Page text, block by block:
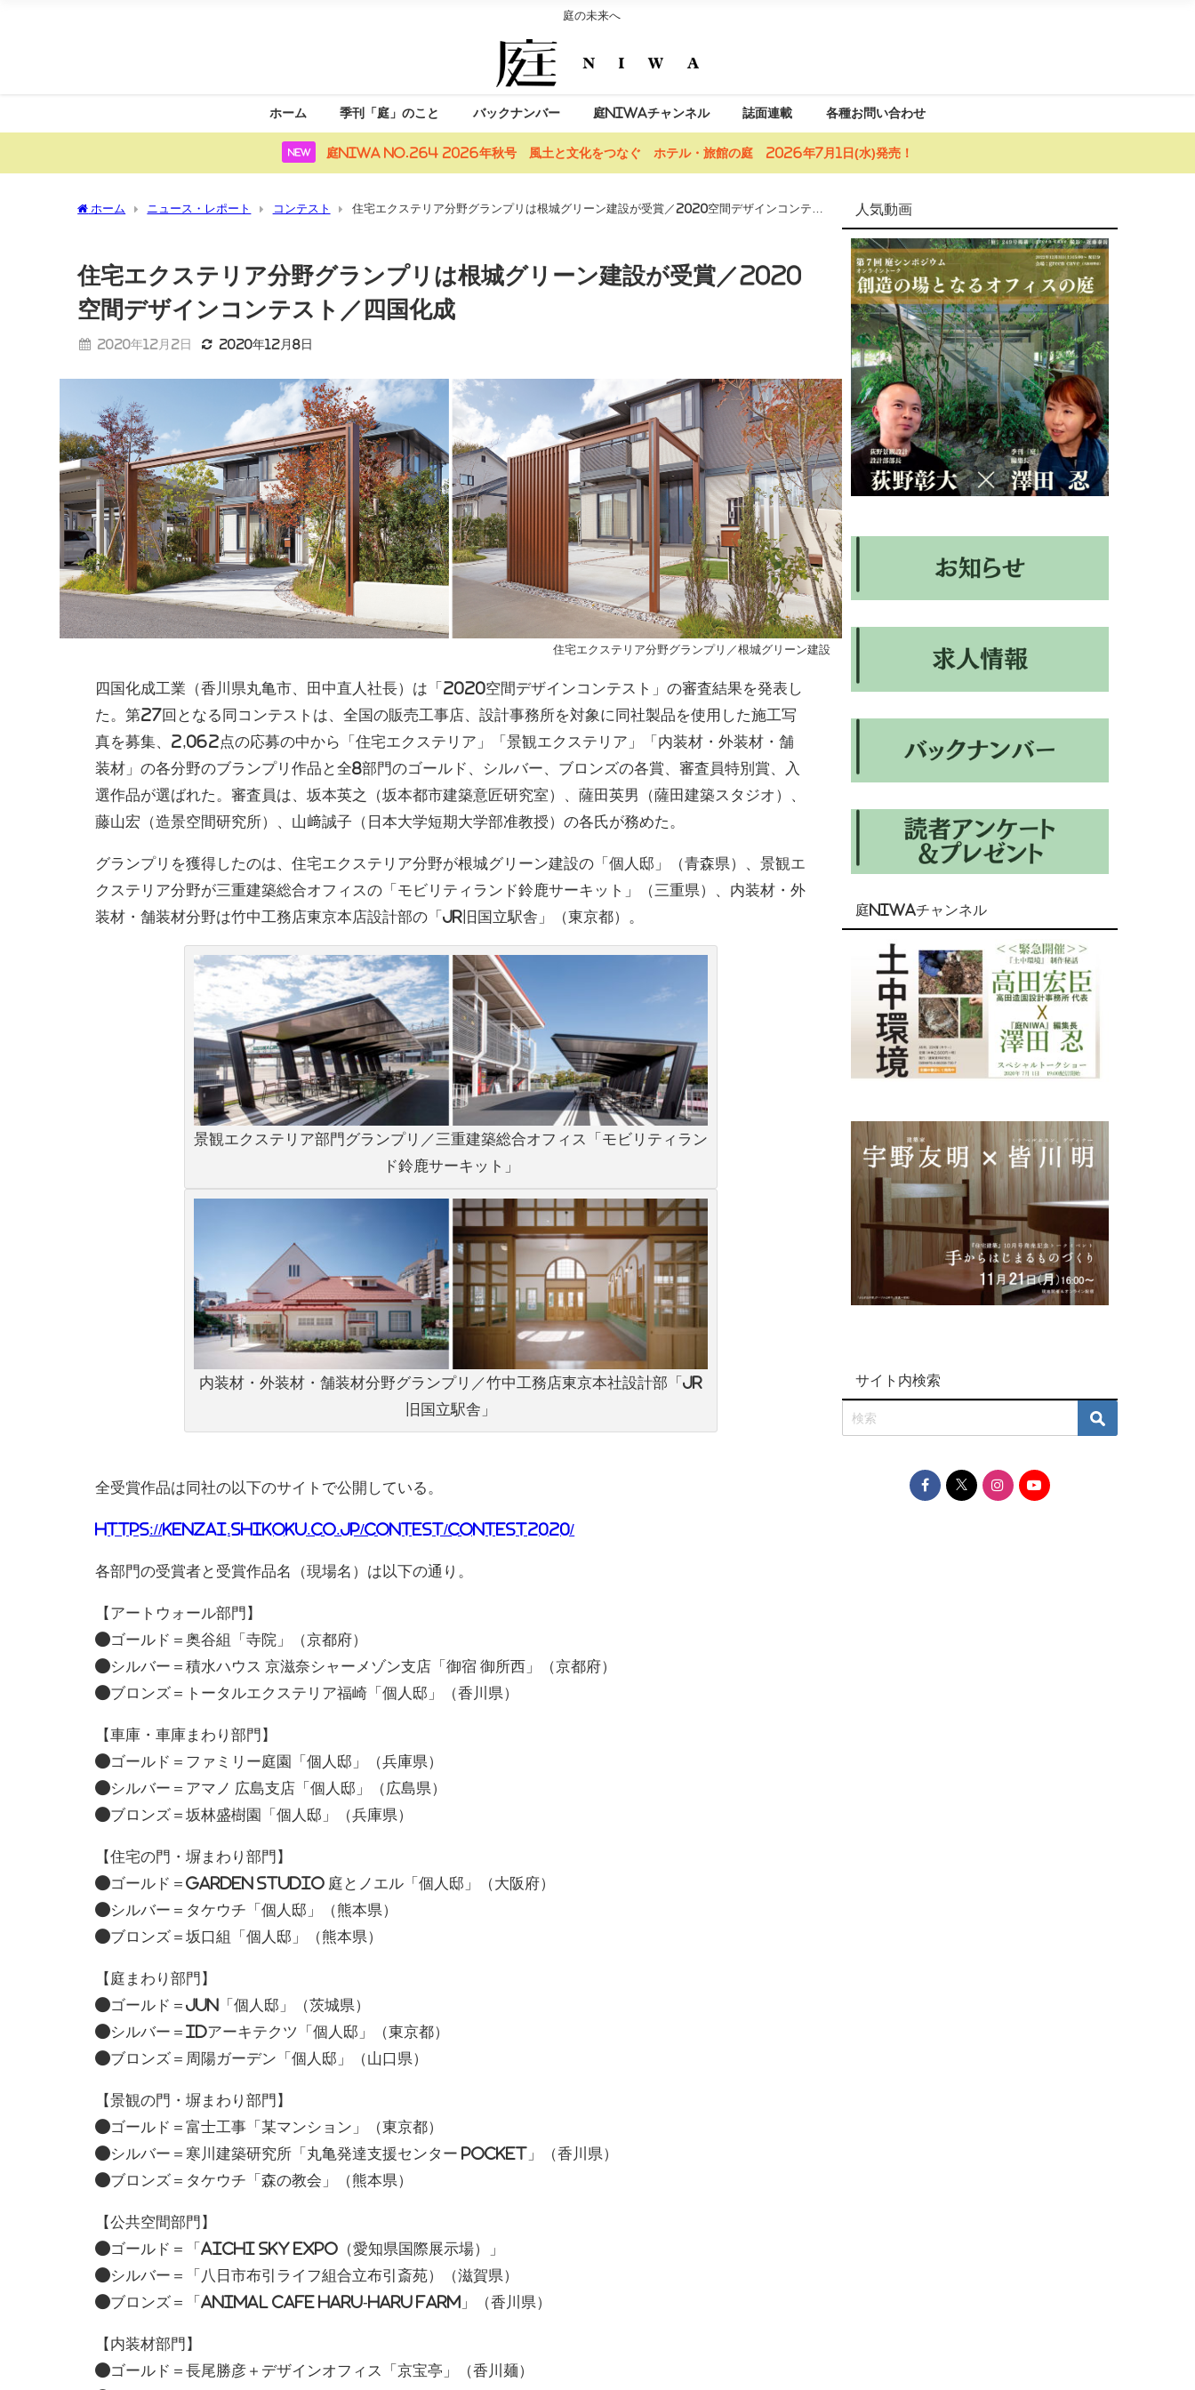
庭の未来へ
ホーム 季刊「庭」のこと バックナンバー 庭NIWAチャンネル 誌面連載 各種お問い合わせ
NEW 庭NIWA No.264 2026年秋号 風土と文化をつなぐ ホテル・旅館の庭 2026年7月1日(水)発売！
ホーム ニュース・レポート コンテスト
住宅エクステリア分野グランプリは根城グリーン建設が受賞／2020空間デザインコンテス
住宅エクステリア分野グランプリは根城グリーン建設が受賞／2020
空間デザインコンテスト／四国化成
2020年12月2日 2020年12月8日
住宅エクステリア分野グランプリ／根城グリーン建設
四国化成工業（香川県丸亀市、田中直人社長）は「2020空間デザインコンテスト」の審査結果を発表し
た。第27回となる同コンテストは、全国の販売工事店、設計事務所を対象に同社製品を使用した施工写
真を募集、2,062点の応募の中から「住宅エクステリア」「景観エクステリア」「内装材・外装材・舗
装材」の各分野のブランプリ作品と全8部門のゴールド、シルバー、ブロンズの各賞、審査員特別賞、入
選作品が選ばれた。審査員は、坂本英之（坂本都市建築意匠研究室）、薩田英男（薩田建築スタジオ）、
藤山宏（造景空間研究所）、山﨑誠子（日本大学短期大学部准教授）の各氏が務めた。
グランプリを獲得したのは、住宅エクステリア分野が根城グリーン建設の「個人邸」（青森県）、景観エ
クステリア分野が三重建築総合オフィスの「モビリティランド鈴鹿サーキット」（三重県）、内装材・外
装材・舗装材分野は竹中工務店東京本店設計部の「JR旧国立駅舎」（東京都）。
景観エクステリア部門グランプリ／三重建築総合オフィス「モビリティラン
ド鈴鹿サーキット」
内装材・外装材・舗装材分野グランプリ／竹中工務店東京本社設計部「JR
旧国立駅舎」
全受賞作品は同社の以下のサイトで公開している。
https://kenzai.shikoku.co.jp/contest/contest2020/
各部門の受賞者と受賞作品名（現場名）は以下の通り。
【アートウォール部門】
●ゴールド＝奥谷組「寺院」（京都府）
●シルバー＝積水ハウス 京滋奈シャーメゾン支店「御宿 御所西」（京都府）
●ブロンズ＝トータルエクステリア福崎「個人邸」（香川県）
【車庫・車庫まわり部門】
●ゴールド＝ファミリー庭園「個人邸」（兵庫県）
●シルバー＝アマノ 広島支店「個人邸」（広島県）
●ブロンズ＝坂林盛樹園「個人邸」（兵庫県）
【住宅の門・塀まわり部門】
●ゴールド＝Garden Studio 庭とノエル「個人邸」（大阪府）
●シルバー＝タケウチ「個人邸」（熊本県）
●ブロンズ＝坂口組「個人邸」（熊本県）
【庭まわり部門】
●ゴールド＝JUN「個人邸」（茨城県）
●シルバー＝IDアーキテクツ「個人邸」（東京都）
●ブロンズ＝周陽ガーデン「個人邸」（山口県）
【景観の門・塀まわり部門】
●ゴールド＝富士工事「某マンション」（東京都）
●シルバー＝寒川建築研究所「丸亀発達支援センター POCKET」（香川県）
●ブロンズ＝タケウチ「森の教会」（熊本県）
【公共空間部門】
●ゴールド＝「Aichi Sky Expo（愛知県国際展示場）」
●シルバー＝「八日市布引ライフ組合立布引斎苑）（滋賀県）
●ブロンズ＝「animal cafe Haru-Haru Farm」（香川県）
【内装材部門】
●ゴールド＝長尾勝彦＋デザインオフィス「京宝亭」（香川麺）
人気動画
庭NIWAチャンネル
サイト内検索